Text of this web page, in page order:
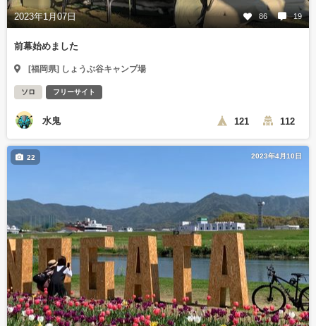
2023年1月07日 86 19
前幕始めました
[福岡県] しょうぶ谷キャンプ場
ソロ フリーサイト
水鬼 121 112
2023年4月10日
22